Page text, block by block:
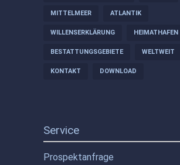
MITTELMEER ATLANTIK
WILLENSERKLÄRUNG HEIMATHAFEN
BESTATTUNGSGEBIETE WELTWEIT
KONTAKT DOWNLOAD
Service
Prospektanfrage